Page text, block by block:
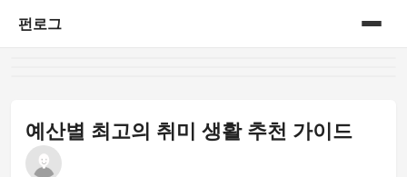
펀로그
예산별 최고의 취미 생활 추천 가이드